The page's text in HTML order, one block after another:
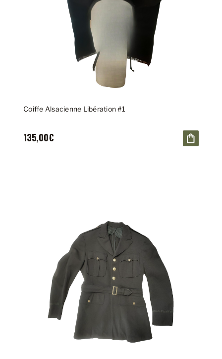
Coiffe Alsacienne Libération #1
135,00€